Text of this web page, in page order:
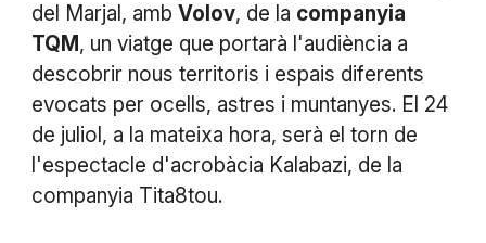
del Marjal, amb Volov, de la companyia
TQM, un viatge que portarà l'audiència a
descobrir nous territoris i espais diferents
evocats per ocells, astres i muntanyes. El 24
de juliol, a la mateixa hora, serà el torn de
l'espectacle d'acrobàcia Kalabazi, de la
companyia Tita8tou.